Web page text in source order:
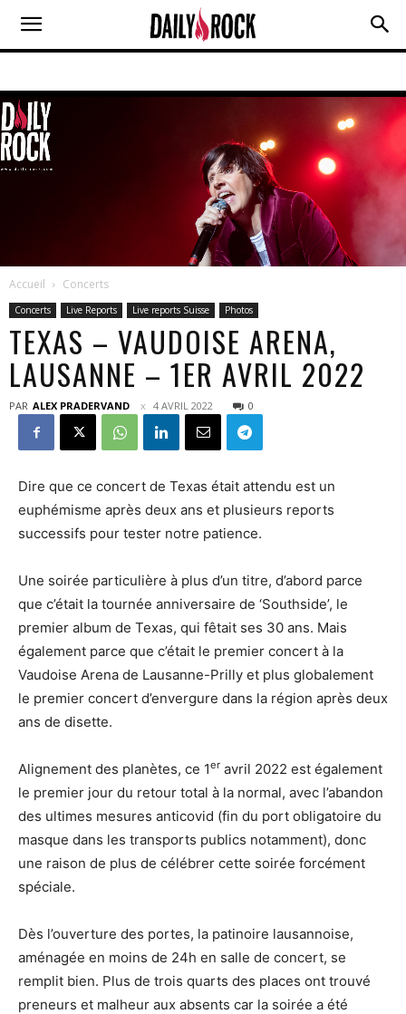
Accueil Concerts
Concerts Live Reports Live reports Suisse Photos
TEXAS – VAUDOISE ARENA,
LAUSANNE – 1ER AVRIL 2022
PAR ALEX PRADERVAND 4 AVRIL 2022 0
Dire que ce concert de Texas était attendu est un
euphémisme après deux ans et plusieurs reports
successifs pour tester notre patience.
Une soirée particulière à plus d’un titre, d’abord parce
que c’était la tournée anniversaire de ‘Southside’, le
premier album de Texas, qui fêtait ses 30 ans. Mais
également parce que c’était le premier concert à la
Vaudoise Arena de Lausanne-Prilly et plus globalement
le premier concert d’envergure dans la région après deux
ans de disette.
Alignement des planètes, ce 1er avril 2022 est également
le premier jour du retour total à la normal, avec l’abandon
des ultimes mesures anticovid (fin du port obligatoire du
masque dans les transports publics notamment), donc
une raison de plus de célébrer cette soirée forcément
spéciale.
Dès l’ouverture des portes, la patinoire lausannoise,
aménagée en moins de 24h en salle de concert, se
remplit bien. Plus de trois quarts des places ont trouvé
preneurs et malheur aux absents car la soirée a été